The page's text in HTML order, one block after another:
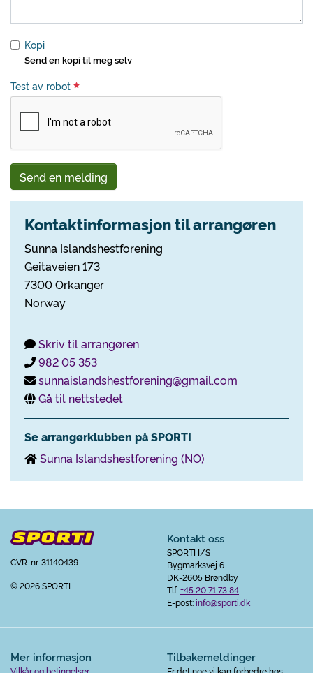
Kopi
Send en kopi til meg selv
Test av robot
Send en melding
Kontaktinformasjon til arrangøren
Sunna Islandshestforening
Geitaveien 173
7300 Orkanger
Norway
Skriv til arrangøren
982 05 353
sunnaislandshestforening@gmail.com
Gå til nettstedet
Se arrangørklubben på SPORTI
Sunna Islandshestforening (NO)
CVR-nr. 31140439
© 2026 SPORTI
Kontakt oss
SPORTI I/S
Bygmarksvej 6
DK-2605 Brøndby
Tlf:+45 20 71 73 84
E-post:info@sporti.dk
Mer informasjon
Vilkår og betingelser
Tilbakemeldinger
Er det noe vi kan forbedre hos